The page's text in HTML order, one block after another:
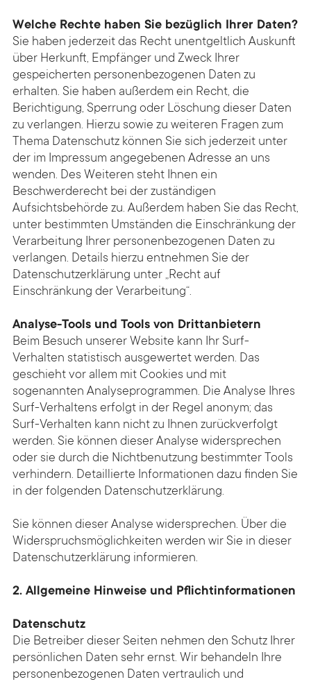
Welche Rechte haben Sie bezüglich Ihrer Daten?
Sie haben jederzeit das Recht unentgeltlich Auskunft
über Herkunft, Empfänger und Zweck Ihrer
gespeicherten personenbezogenen Daten zu
erhalten. Sie haben außerdem ein Recht, die
Berichtigung, Sperrung oder Löschung dieser Daten
zu verlangen. Hierzu sowie zu weiteren Fragen zum
Thema Datenschutz können Sie sich jederzeit unter
der im Impressum angegebenen Adresse an uns
wenden. Des Weiteren steht Ihnen ein
Beschwerderecht bei der zuständigen
Aufsichtsbehörde zu. Außerdem haben Sie das Recht,
unter bestimmten Umständen die Einschränkung der
Verarbeitung Ihrer personenbezogenen Daten zu
verlangen. Details hierzu entnehmen Sie der
Datenschutzerklärung unter „Recht auf
Einschränkung der Verarbeitung“.
Analyse-Tools und Tools von Drittanbietern
Beim Besuch unserer Website kann Ihr Surf-
Verhalten statistisch ausgewertet werden. Das
geschieht vor allem mit Cookies und mit
sogenannten Analyseprogrammen. Die Analyse Ihres
Surf-Verhaltens erfolgt in der Regel anonym; das
Surf-Verhalten kann nicht zu Ihnen zurückverfolgt
werden. Sie können dieser Analyse widersprechen
oder sie durch die Nichtbenutzung bestimmter Tools
verhindern. Detaillierte Informationen dazu finden Sie
in der folgenden Datenschutzerklärung.
Sie können dieser Analyse widersprechen. Über die
Widerspruchsmöglichkeiten werden wir Sie in dieser
Datenschutzerklärung informieren.
2. Allgemeine Hinweise und Pflichtinformationen
Datenschutz
Die Betreiber dieser Seiten nehmen den Schutz Ihrer
persönlichen Daten sehr ernst. Wir behandeln Ihre
personenbezogenen Daten vertraulich und